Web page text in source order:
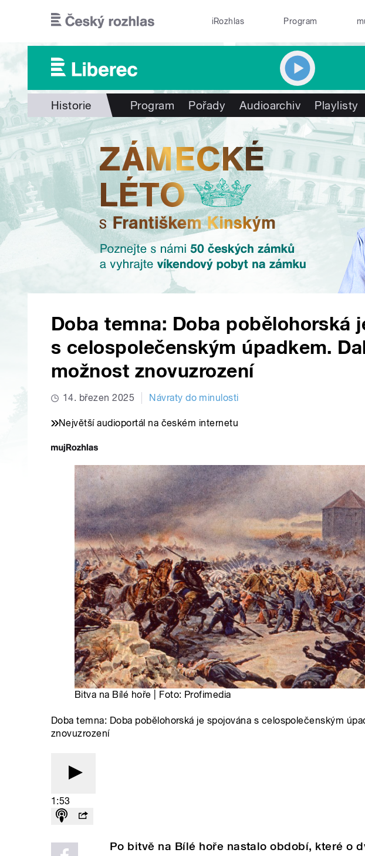
iRozhlas Program
Historie Program Pořady Audioarchiv Playlisty
Doba temna: Doba pobělohorská
s celospolečenským úpadkem.
možnost znovuzrození
14. březen 2025 Návraty do minulosti
Největší audioportál na českém internetu
Bitva na Bílé hoře | Foto: Profimedia
Doba temna: Doba pobělohorská je spojována s celospolečenským
znovuzrození
1:53
Po bitvě na Bílé hoře nastalo období, které o